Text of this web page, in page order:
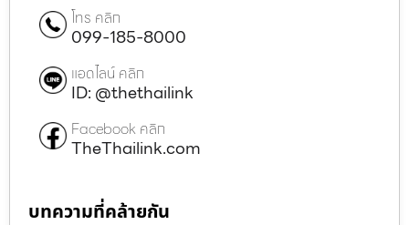
โทร คลิก
099-185-8000
แอดไลน์ คลิก
ID: @thethailink
Facebook คลิก
TheThailink.com
บทความที่คล้ายกัน